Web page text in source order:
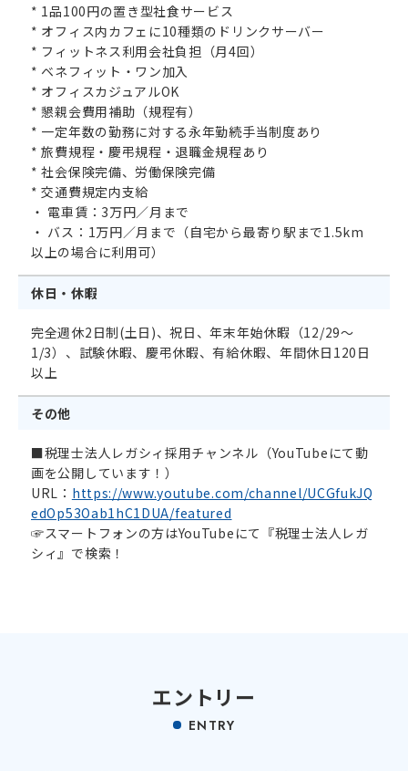
* 1品100円の置き型社食サービス
* オフィス内カフェに10種類のドリンクサーバー
* フィットネス利用会社負担（月4回）
* ベネフィット・ワン加入
* オフィスカジュアルOK
* 懇親会費用補助（規程有）
* 一定年数の勤務に対する永年勤続手当制度あり
* 旅費規程・慶弔規程・退職金規程あり
* 社会保険完備、労働保険完備
* 交通費規定内支給
・ 電車賃：3万円／月まで
・ バス：1万円／月まで（自宅から最寄り駅まで1.5km
以上の場合に利用可）
休日・休暇
完全週休2日制(土日)、祝日、年末年始休暇（12/29～
1/3）、試験休暇、慶弔休暇、有給休暇、年間休日120日
以上
その他
■税理士法人レガシィ採用チャンネル（YouTubeにて動
画を公開しています！）
URL： https://www.youtube.com/channel/UCGfukJQ
edOp53Oab1hC1DUA/featured
☞スマートフォンの方はYouTubeにて『税理士法人レガ
シィ』で検索！
エントリー
ENTRY